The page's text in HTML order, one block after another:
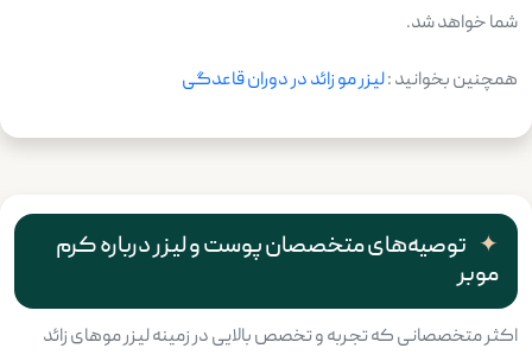
شما خواهد شد.
همچنین بخوانید :لیزر مو زائد در دوران قاعدگی
توصیه‌های متخصصان پوست و لیزر درباره کرم
موبر
اکثر متخصصانی که تجربه و تخصص بالایی در زمینه لیزر موهای زائد